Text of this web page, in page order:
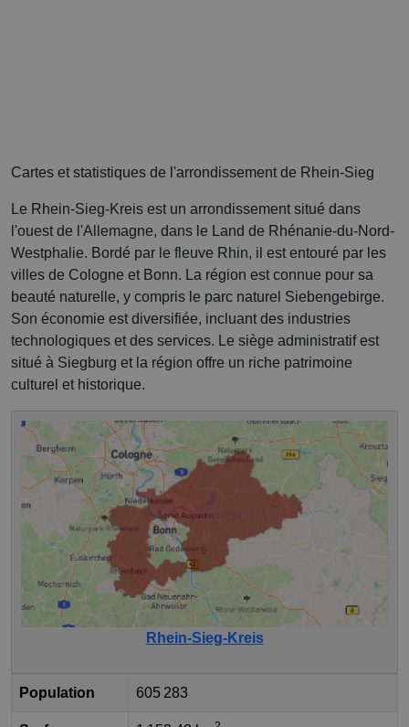
Cartes et statistiques de l'arrondissement de Rhein-Sieg
Le Rhein-Sieg-Kreis est un arrondissement situé dans
l'ouest de l'Allemagne, dans le Land de Rhénanie-du-Nord-
Westphalie. Bordé par le fleuve Rhin, il est entouré par les
villes de Cologne et Bonn. La région est connue pour sa
beauté naturelle, y compris le parc naturel Siebengebirge.
Son économie est diversifiée, incluant des industries
technologiques et des services. Le siège administratif est
situé à Siegburg et la région offre un riche patrimoine
culturel et historique.
Rhein-Sieg-Kreis
Population 605 283